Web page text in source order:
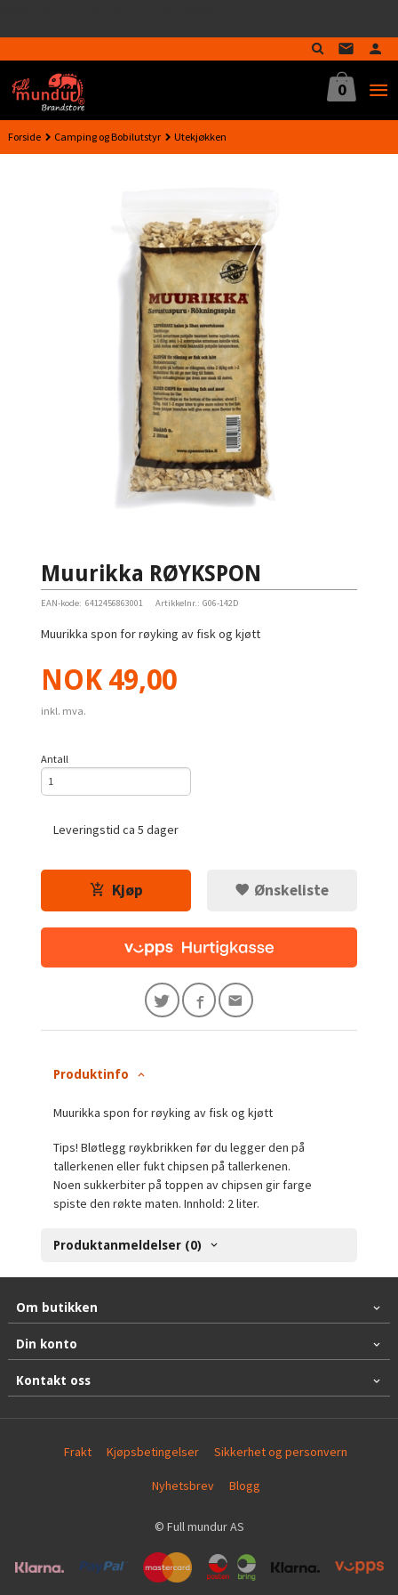
innholdet
0
Forside Camping og Bobilutstyr Utekjøkken
Muurikka RØYKSPON
EAN-kode: 6412456863001 Artikkelnr.: G06-142D
Muurikka spon for røyking av fisk og kjøtt
Pris
NOK 49,00
inkl. mva.
Antall
Leveringstid ca 5 dager
Kjøp Ønskeliste
Produktinfo
Muurikka spon for røyking av fisk og kjøtt
Tips! Bløtlegg røykbrikken før du legger den på
tallerkenen eller fukt chipsen på tallerkenen.
Noen sukkerbiter på toppen av chipsen gir farge
spiste den røkte maten. Innhold: 2 liter.
Produktanmeldelser (0)
Om butikken
Din konto
Kontakt oss
Frakt Kjøpsbetingelser Sikkerhet og personvern
Nyhetsbrev Blogg
© Full mundur AS